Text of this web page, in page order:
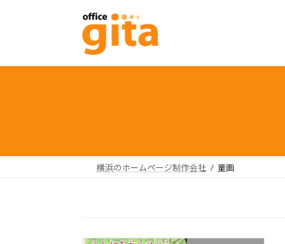
プ
動
横浜のホームページ制作会社 童画